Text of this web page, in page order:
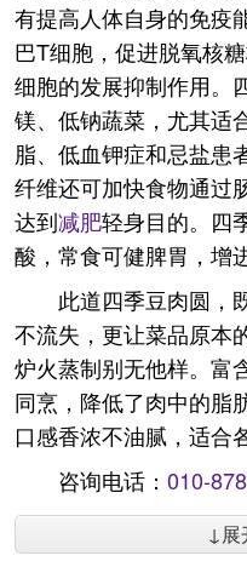
有提高人体自身的免疫
巴T细胞，促进脱氧核
细胞的发展抑制作用。
镁、低钠蔬菜，尤其适
脂、低血钾症和忌盐患
纤维还可加快食物通过
达到减肥轻身目的。四
酸，常食可健脾胃，增
此道四季豆肉圆，
不流失，更让菜品原本
炉火蒸制别无他样。富
同烹，降低了肉中的脂
口感香浓不油腻，适合
咨询电话： 010-
↓展